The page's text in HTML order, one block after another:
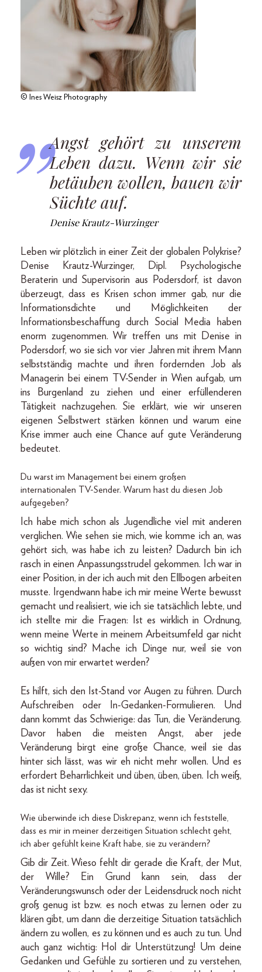
© Ines Weisz Photography
Angst gehört zu unserem
Leben dazu. Wenn wir sie
betäuben wollen, bauen wir
Süchte auf.
Denise Krautz-Wurzinger
Leben wir plötzlich in einer Zeit der globalen Polykrise?
Denise Krautz-Wurzinger, Dipl. Psychologische
Beraterin und Supervisorin aus Podersdorf, ist davon
überzeugt, dass es Krisen schon immer gab, nur die
Informationsdichte und Möglichkeiten der
Informationsbeschaffung durch Social Media haben
enorm zugenommen. Wir treffen uns mit Denise in
Po­ders­dorf, wo sie sich vor vier Jahren mit ihrem Mann
selbstständig machte und ihren fordernden Job als
Managerin bei einem TV-Sender in Wien aufgab, um
ins Burgenland zu ziehen und einer erfüllenderen
Tätigkeit nachzugehen. Sie erklärt, wie wir unseren
eigenen Selbstwert stärken können und warum eine
Krise immer auch eine Chance auf gute Veränderung
bedeutet.
Du warst im Management bei einem großen
internationalen TV-Sender. Warum hast du diesen Job
aufgegeben?
Ich habe mich schon als Jugendliche viel mit anderen
verglichen. Wie sehen sie mich, wie komme ich an, was
gehört sich, was habe ich zu leisten? Dadurch bin ich
rasch in einen Anpassungsstrudel gekommen. Ich war in
einer Position, in der ich auch mit den Ellbogen arbeiten
musste. Irgendwann habe ich mir meine Werte bewusst
gemacht und realisiert, wie ich sie tatsächlich lebte, und
ich stellte mir die Fragen: Ist es wirklich in Ordnung,
wenn meine Werte in meinem Arbeitsumfeld gar nicht
so wichtig sind? Mache ich Dinge nur, weil sie von
außen von mir erwartet werden?
Es hilft, sich den Ist-Stand vor Augen zu führen. Durch
Aufschreiben oder In-Gedanken-Formulieren. Und
dann kommt das Schwierige: das Tun, die Veränderung.
Davor haben die meisten Angst, aber jede
Veränderung birgt eine große Chance, weil sie das
hinter sich lässt, was wir eh nicht mehr wollen. Und es
erfordert Beharrlichkeit und üben, üben, üben. Ich weiß,
das ist nicht sexy.
Wie überwinde ich diese Diskrepanz, wenn ich feststelle,
dass es mir in meiner derzeitigen Situation schlecht geht,
ich aber gefühlt keine Kraft habe, sie zu verändern?
Gib dir Zeit. Wieso fehlt dir gerade die Kraft, der Mut,
der Wille? Ein Grund kann sein, dass der
Veränderungswunsch oder der Leidensdruck noch nicht
groß genug ist bzw. es noch etwas zu lernen oder zu
klären gibt, um dann die derzeitige Situation tatsächlich
ändern zu wollen, es zu können und es auch zu tun. Und
auch ganz wichtig: Hol dir Unterstützung! Um deine
Gedanken und Gefühle zu sortieren und zu verstehen,